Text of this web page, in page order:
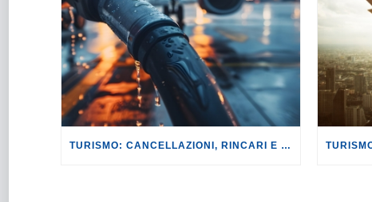
TURISMO: CANCELLAZIONI, RINCARI E MAGGIORAZIONI DI VOLI E PRENOTAZIONI.